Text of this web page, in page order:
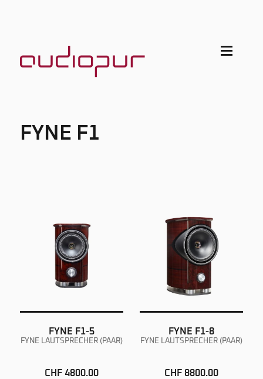
FYNE F1
FYNE F1-5
FYNE LAUTSPRECHER (PAAR)
CHF 4800.00
FYNE F1-8
FYNE LAUTSPRECHER (PAAR)
CHF 8800.00